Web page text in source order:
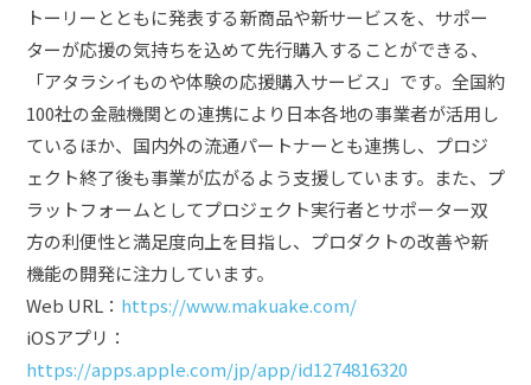
トーリーとともに発表する新商品や新サービスを、サポー
ターが応援の気持ちを込めて先行購入することができる、
「アタラシイものや体験の応援購入サービス」です。全国約
100社の金融機関との連携により日本各地の事業者が活用し
ているほか、国内外の流通パートナーとも連携し、プロジ
ェクト終了後も事業が広がるよう支援しています。また、プ
ラットフォームとしてプロジェクト実行者とサポーター双
方の利便性と満足度向上を目指し、プロダクトの改善や新
機能の開発に注力しています。
Web URL： https://www.makuake.com/
iOSアプリ：
https://apps.apple.com/jp/app/id1274816320